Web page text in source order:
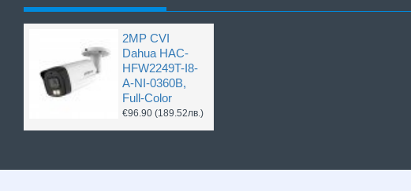
2MP CVI
Dahua HAC-
HFW2249T-I8-
A-NI-0360B,
Full-Color
€96.90(189.52лв.)